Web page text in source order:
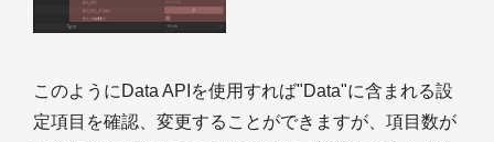
このようにData APIを使用すれば"Data"に含まれる設
定項目を確認、変更することができますが、項目数が